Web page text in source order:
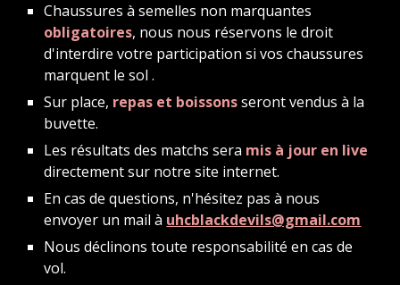
Chaussures à semelles non marquantes
obligatoires, nous nous réservons le droit
d'interdire votre participation si vos chaussures
marquent le sol.
Sur place, repas et boissonsseront vendus à la
buvette.
Les résultats des matchs sera mis à jour en live
directement sur notre site internet.
En cas de questions, n'hésitez pas à nous
envoyer un mail à uhcblackdevils@gmail.com
Nous déclinons toute responsabilité en cas de
vol.